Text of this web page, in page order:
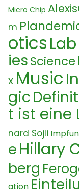
Micro Chip
m
otics
iesScience
x Music
gic
t ist eine
nard Sojli
eHillary
berg
ation